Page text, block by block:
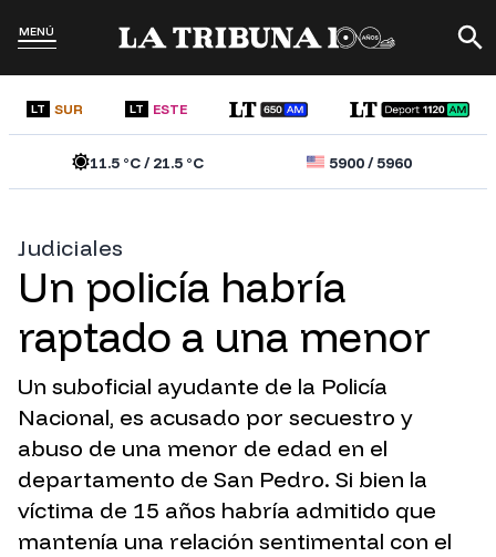
MENÚ
LT SUR LT ESTE
11.5°C /21.5°C 5900/5960
Judiciales
Un policía habría
raptado a una menor
Un suboficial ayudante de la Policía
Nacional, es acusado por secuestro y
abuso de una menor de edad en el
departamento de San Pedro. Si bien la
víctima de 15 años habría admitido que
mantenía una relación sentimental con el